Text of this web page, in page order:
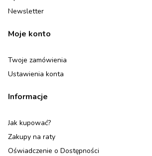
Newsletter
Moje konto
Twoje zamówienia
Ustawienia konta
Informacje
Jak kupować?
Zakupy na raty
Oświadczenie o Dostępności